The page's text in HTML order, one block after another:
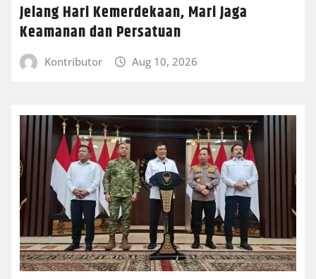
Jelang Hari Kemerdekaan, Mari Jaga
Keamanan dan Persatuan
Kontributor Aug 10, 2026